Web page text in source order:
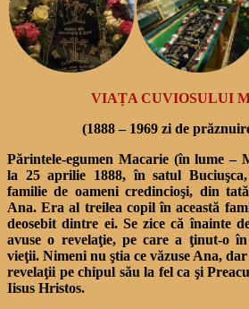
VIAȚA CUVIOSULUI
(1888 – 1969 zi de
Părintele-egumen Macarie (în lume –
la 25 aprilie 1888, în satul
familie de oameni credincioşi, din
Ana. Era al treilea copil în această
deosebit dintre ei. Se zice că înainte
avuse o revelaţie, pe care a ţinut-o
vieţii. Nimeni nu ştia ce văzuse Ana,
revelaţii pe chipul său la fel ca şi
Iisus Hristos.